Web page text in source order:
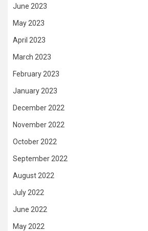
June 2023
May 2023
April 2023
March 2023
February 2023
January 2023
December 2022
November 2022
October 2022
September 2022
August 2022
July 2022
June 2022
May 2022